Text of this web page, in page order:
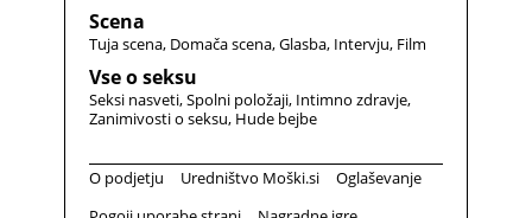
Scena
Tuja scena Domača scena Glasba Intervju Film
Vse o seksu
Seksi nasveti Spolni položaji Intimno zdravje
Zanimivosti o seksu Hude bejbe
O podjetju Uredništvo Moški.si
Oglaševanje